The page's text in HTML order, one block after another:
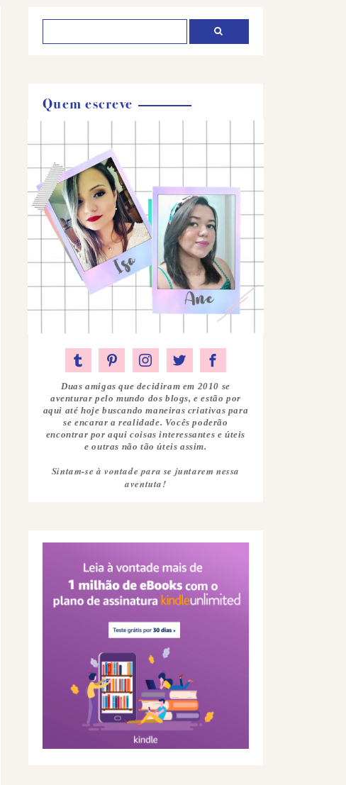
Quem escreve
Duas amigas que decidiram em 2010 se
aventurar pelo mundo dos blogs, e estão por
aqui até hoje buscando maneiras criativas para
se encarar a realidade. Vocês poderão
encontrar por aqui coisas interessantes e úteis
e outras não tão úteis assim.
Sintam-se à vontade para se juntarem nessa
aventuta!